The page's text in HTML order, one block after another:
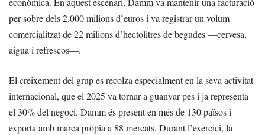
per sobre dels 2.000 milions d’euros i va registrar un volum
comercialitzat de 22 milions d’hectolitres de begudes —cervesa,
aigua i refrescos—.
El creixement del grup es recolza especialment en la seva activitat
internacional, que el 2025 va tornar a guanyar pes i ja representa
el 30% del negoci. Damm és present en més de 130 països i
exporta amb marca pròpia a 88 mercats. Durant l’exercici, la